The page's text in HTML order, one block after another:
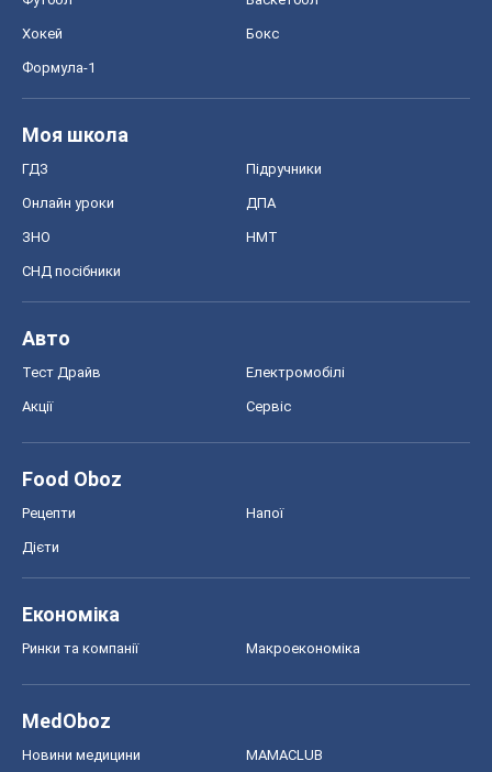
Хокей Бокс
Формула-1
Моя школа
ГДЗ Підручники
Онлайн уроки ДПА
ЗНО НМТ
СНД посібники
Авто
Тест Драйв Електромобілі
Акції Сервіс
Food Oboz
Рецепти Напої
Дієти
Економіка
Ринки та компанії Макроекономіка
MedOboz
Новини медицини MAMACLUB